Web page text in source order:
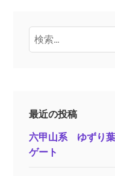
検
索:
最近の投稿
六甲山系 ゆずり
ゲート